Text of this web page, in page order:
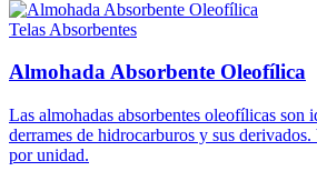
Telas Absorbentes
Almohada Absorbente Oleofílica
Las almohadas absorbentes oleofílicas son
derrames de hidrocarburos y sus
por unidad.